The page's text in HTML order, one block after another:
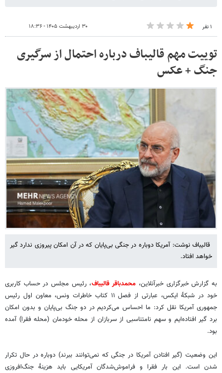
۱ نفر ۳۰ اردیبهشت ۱۴۰۵ - ۱۸:۳۶
توییت مهم قالیباف درباره احتمال از سرگیری
جنگ + عکس
قالیباف نوشت: آمریکا دوباره در جنگی بی‌پایان که در آن امکان پیروزی ندارد گیر
خواهد افتاد.
به گزارش خبرگزاری خبرآنلاین، محمدباقر قالیباف، رئیس مجلس در حساب کاربری
خود در شبکهٔ ایکس، عبارتی از فصل ۱۱ کتاب خاطرات ونس، معاون اول رئیس
جمهوری آمریکا نقل کرد: ما احساس می‌کردیم در دو جنگ بی‌پایان و بدون امکان
برد گیر افتاده‌ایم و سهم نامتناسبی از سربازان از محله خودمان (محله فقرا) آمده
بود.
این وضعیت (گیر افتادن آمریکا در جنگی که نمی‌توانند ببرند) دوباره در حال تکرار
شدن است. این بار فقرا و فراموش‌شدگان آمریکایی باید هزینهٔ جنگ‌افروزی